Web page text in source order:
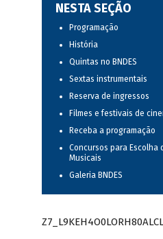
NESTA SEÇÃO
Programação
História
Quintas no BNDES
Sextas instrumentais
Reserva de ingressos
Filmes e festivais de
Receba a programação
Concursos para Escolha
Musicais
Galeria BNDES